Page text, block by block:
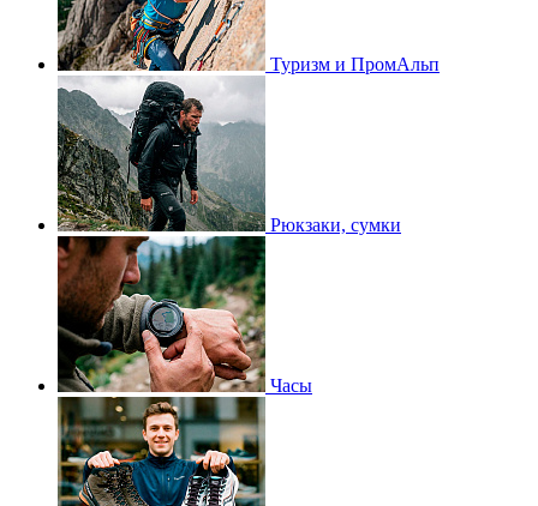
Туризм и ПромАльп
Рюкзаки, сумки
Часы